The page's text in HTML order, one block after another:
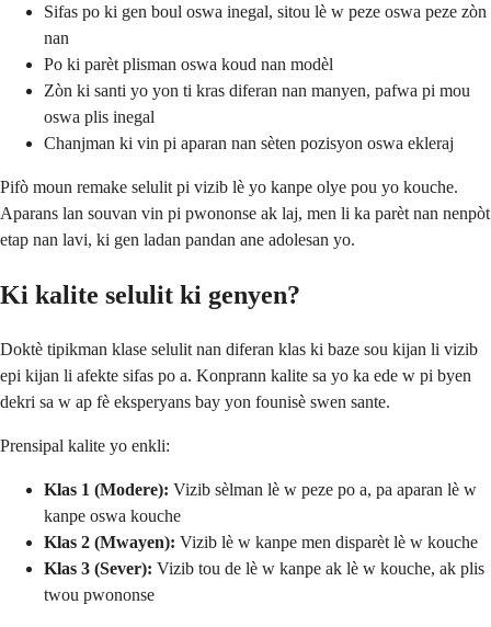
Sifas po ki gen boul oswa inegal, sitou lè w peze oswa peze zòn
nan
Po ki parèt plisman oswa koud nan modèl
Zòn ki santi yo yon ti kras diferan nan manyen, pafwa pi mou
oswa plis inegal
Chanjman ki vin pi aparan nan sèten pozisyon oswa ekleraj
Pifò moun remake selulit pi vizib lè yo kanpe olye pou yo kouche.
Aparans lan souvan vin pi pwononse ak laj, men li ka parèt nan nenpòt
etap nan lavi, ki gen ladan pandan ane adolesan yo.
Ki kalite selulit ki genyen?
Doktè tipikman klase selulit nan diferan klas ki baze sou kijan li vizib
epi kijan li afekte sifas po a. Konprann kalite sa yo ka ede w pi byen
dekri sa w ap fè eksperyans bay yon founisè swen sante.
Prensipal kalite yo enkli:
Klas 1 (Modere): Vizib sèlman lè w peze po a, pa aparan lè w
kanpe oswa kouche
Klas 2 (Mwayen): Vizib lè w kanpe men disparèt lè w kouche
Klas 3 (Sever): Vizib tou de lè w kanpe ak lè w kouche, ak plis
twou pwononse